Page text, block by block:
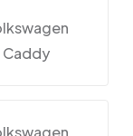
Caddy